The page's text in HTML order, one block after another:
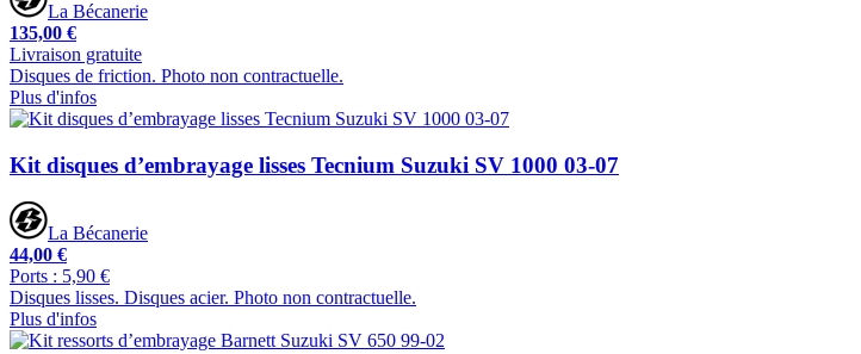
La Bécanerie
135,00 €
Livraison gratuite
Disques de friction. Photo non contractuelle.
Plus d'infos
Kit disques d’embrayage lisses Tecnium Suzuki SV 1000 03-07
La Bécanerie
44,00 €
Ports : 5,90 €
Disques lisses. Disques acier. Photo non contractuelle.
Plus d'infos